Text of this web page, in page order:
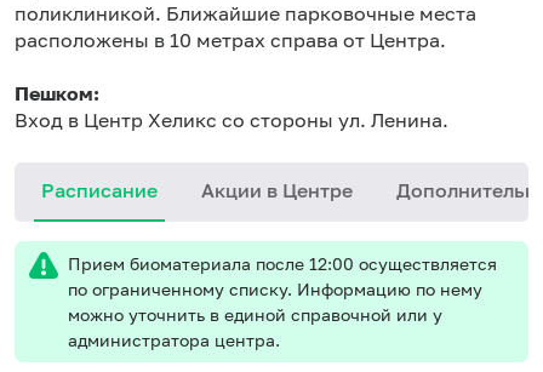
поликлиникой. Ближайшие парковочные места
расположены в 10 метрах справа от Центра.
Пешком:
Вход в Центр Хеликс со стороны ул. Ленина.
Расписание Акции в Центре
Прием биоматериала после 12:00 осуществляется
по ограниченному списку. Информацию по нему
можно уточнить в единой справочной или у
администратора центра.